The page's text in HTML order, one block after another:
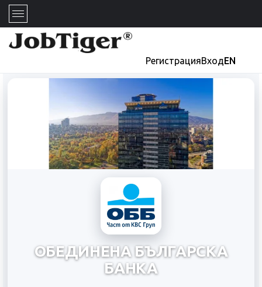
РегистрацияВходEN
ОБЕДИНЕНА БЪЛГАРСКА
БАНКА